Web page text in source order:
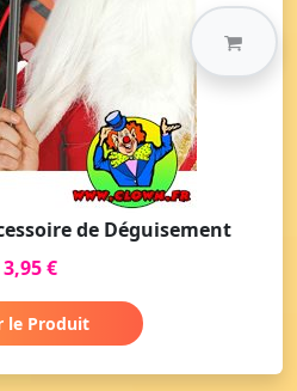
de Déguisement
3,95 €
le Produit